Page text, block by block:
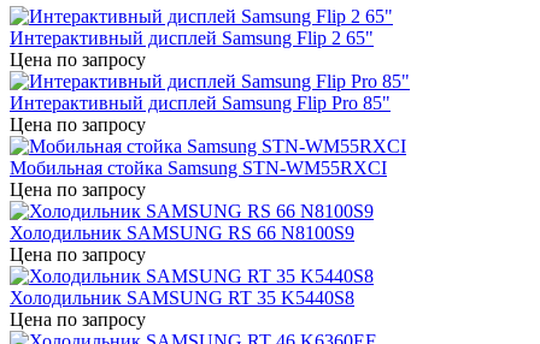
Интерактивный дисплей Samsung Flip 2 65"
Цена по запросу
Интерактивный дисплей Samsung Flip Pro 85"
Цена по запросу
Мобильная стойка Samsung STN-WM55RXCI
Цена по запросу
Холодильник SAMSUNG RS 66 N8100S9
Цена по запросу
Холодильник SAMSUNG RT 35 K5440S8
Цена по запросу